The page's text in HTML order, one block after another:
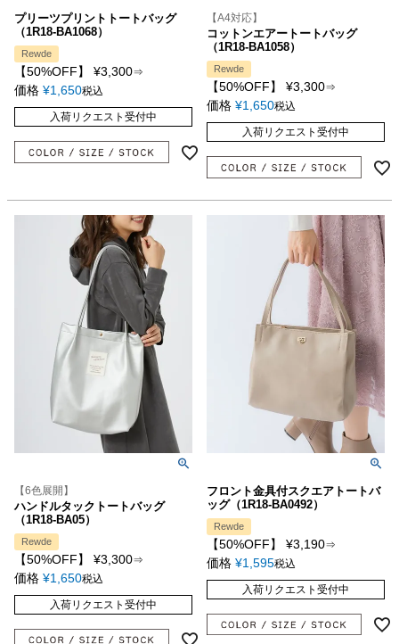
プリーツプリントトートバッグ
（1R18-BA1068）
Rewde
【50%OFF】 ¥3,300⇒
価格 ¥1,650税込
入荷リクエスト受付中
【A4対応】
コットンエアートートバッグ
（1R18-BA1058）
Rewde
【50%OFF】 ¥3,300⇒
価格 ¥1,650税込
入荷リクエスト受付中
【6色展開】
ハンドルタックトートバッグ
（1R18-BA05）
Rewde
【50%OFF】 ¥3,300⇒
価格 ¥1,650税込
入荷リクエスト受付中
フロント金具付スクエアトートバ
ッグ（1R18-BA0492）
Rewde
【50%OFF】 ¥3,190⇒
価格 ¥1,595税込
入荷リクエスト受付中